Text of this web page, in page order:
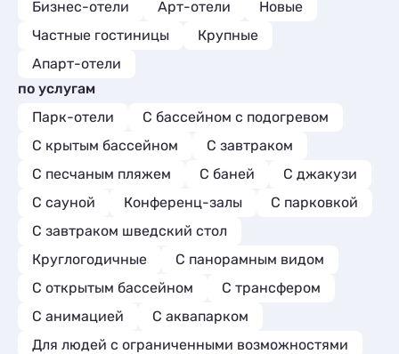
заветренных фруктов. Комментарий:
Обязательно вернусь еще и друзьям уже
посоветовала. Ребята, сохраните этот
уровень. Вы молодцы :)
Бизнес-отели
Арт-отели
Новые
Частные гостиницы
Крупные
Апарт-отели
по услугам
Парк-отели
С бассейном с подогревом
С крытым бассейном
С завтраком
С песчаным пляжем
С баней
С джакузи
С сауной
Конференц-залы
С парковкой
С завтраком шведский стол
Круглогодичные
С панорамным видом
С открытым бассейном
С трансфером
С анимацией
С аквапарком
Для людей с ограниченными возможностями